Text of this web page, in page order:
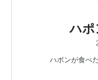
ハポ
ハポンが食べ